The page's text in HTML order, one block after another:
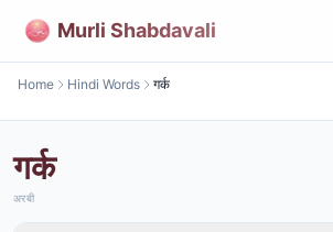
Murli Shabdavali
Home Hindi Words गर्क
गर्क
अरबी